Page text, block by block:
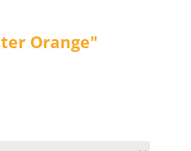
Orange"